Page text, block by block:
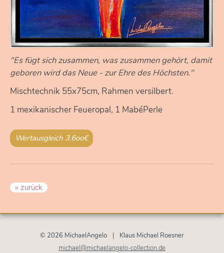
"Es fügt sich zusammen, was zusammen gehört, damit
geboren wird das Neue - zur Ehre des Höchsten."
Mischtechnik 55x75cm, Rahmen versilbert.
1 mexikanischer Feueropal, 1 MabéPerle
Wertausgleich 3.6oo€
» zurück
© 2026 MichaelAngelo |
Klaus Michael Roesner
michael@michaelangelo-collection.de